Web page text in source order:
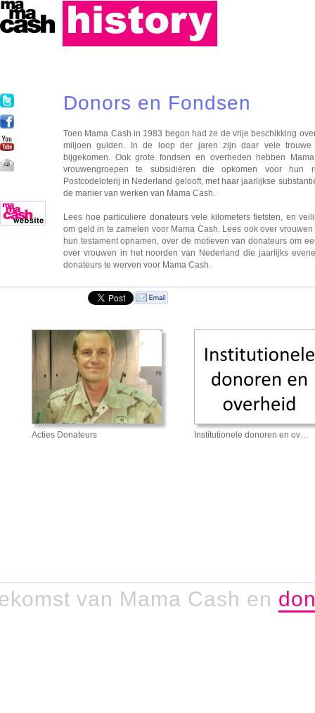
Donors en Fondsen
Toen Mama Cash in 1983 begon had ze de vrije beschikking
miljoen gulden. In de loop der jaren zijn daar vele trouwe
bijgekomen. Ook grote fondsen en overheden hebben
vrouwengroepen te subsidiëren die opkomen voor hun
Postcodeloterij in Nederland gelooft, met haar jaarlijkse
de manier van werken van Mama Cash.
Lees hoe particuliere donateurs vele kilometers fietsten, en
om geld in te zamelen voor Mama Cash. Lees ook over
hun testament opnamen, over de motieven van donateurs om
over vrouwen in het noorden van Nederland die jaarlijks
donateurs te werven voor Mama Cash.
Acties Donateurs Institutionele donoren en ov…
van Mama Cash en